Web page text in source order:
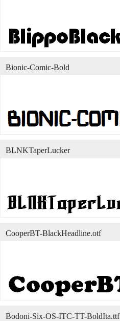
Bionic-Comic-Bold
BLNKTaperLucker
CooperBT-BlackHeadline.otf
Bodoni-Six-OS-ITC-TT-BoldIta.ttf